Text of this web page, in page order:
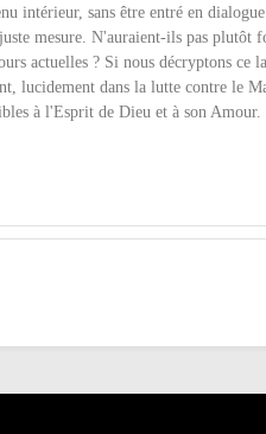
intérieur, sans être entré en dialogue
mesure. N'auraient-ils pas plutôt
actuelles ? Si nous décryptons ce
lucidement dans la lutte contre le
à l'Esprit de Dieu et à son Amour.